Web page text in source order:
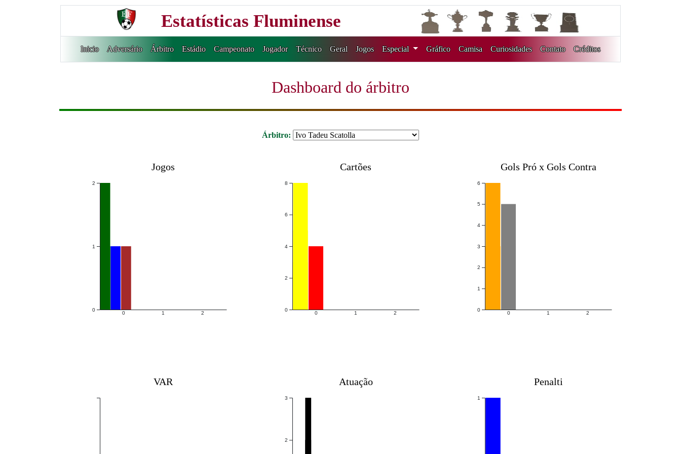
Estatísticas Fluminense
Inicio Adversário Árbitro Estádio Campeonato Jogador Técnico Geral Jogos Especial Gráfico Camisa Curiosidades Contato Créditos
Dashboard do árbitro
Árbitro:
0 1 2
0
1
2
Jogos
0 1 2
0
2
4
6
8
Cartões
0 1 2
0
1
2
3
4
5
6
Gols Pró x Gols Contra
VAR
2
3
Atuação
1
Penalti